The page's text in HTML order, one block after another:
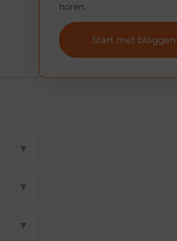
▼
▼
▼
horen.
Start met bloggen